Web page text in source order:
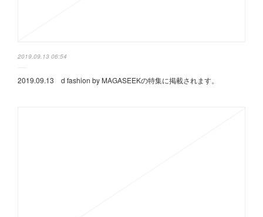
2019.09.13 06:54
2019.09.13 d fashion by MAGASEEKの特集に掲載されます。